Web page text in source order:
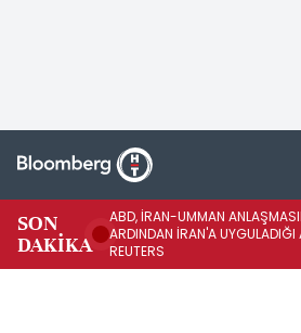
SON
DAKİKA
ABD, İRAN-UMMAN
ARDINDAN İRAN'A
REUTERS